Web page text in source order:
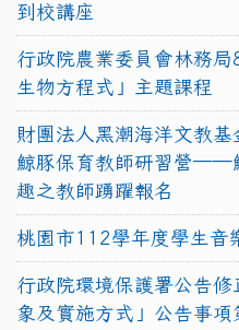
到校講座
行政院農業委員會林務
生物方程式」主題課程
財團法人黑潮海洋文教
鯨豚保育教師研習營──
趣之教師踴躍報名
桃園市112學年度學生音
行政院環境保護署公告
象及實施方式」公告事項